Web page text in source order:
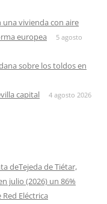
una vivienda con aire
europea
5 agosto
sobre los toldos en
capital 4 agosto 2026
deTejeda de Tiétar,
julio (2026) un 86%
Eléctrica